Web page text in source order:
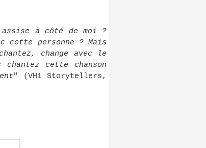
à côté de moi ?
cette personne ? Mais
change avec le
cette chanson
" (VH1 Storytellers,